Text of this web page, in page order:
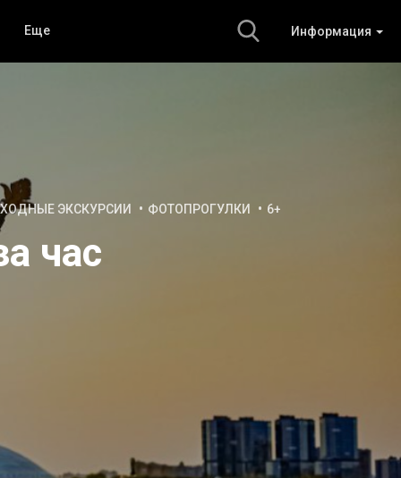
Информация
Еще
ЭКСКУРСИИ ФОТОПРОГУЛКИ 6+
час